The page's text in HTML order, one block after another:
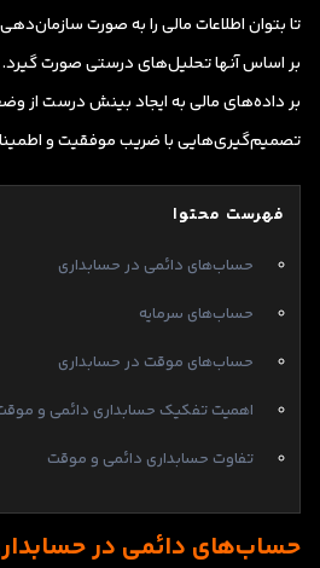
تا بتوان اطلاعات مالی را به صورت
بر اساس آنها تحلیل‌های درستی صورت
بر داده‌های مالی به ایجاد بینش درست از
تصمیم‌گیری‌هایی با ضریب موفقیت و
فهرست محتوا
حساب‌های دائمی در حسابداری
حساب‌های سرمایه
حساب‌های موقت در حسابداری
اهمیت تفکیک حسابداری دائمی و
تفاوت حسابداری دائمی و موقت
حساب‌های دائمی در